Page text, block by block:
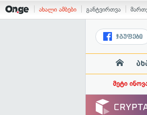
ახალი ამბები განტვირთვა
ჯგუფები
მეტი